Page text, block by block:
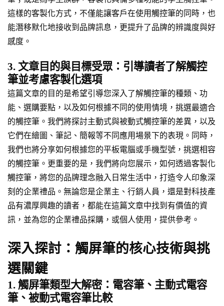
這樣的客製化方式，不僅能讓客戶在使用觸控筆的同時，也
能潛移默化地接收到品牌訊息，更提升了品牌的辨識度與好
感度。
3. 文章目的與目標受眾：引導讀者了解觸控
筆並考慮客製化選項
這篇文章的目的是希望引導您深入了解觸控筆的種類、功
能、選購要點，以及如何根據不同的使用情境，挑選最適合
的觸控筆。我們將探討主動式與被動式觸控筆的差異，以及
它們在繪圖、筆記、簡報等不同應用場景下的表現。同時，
我們也將分享如何根據您的平板電腦或手機型號，挑選相容
的觸控筆。更重要的是，我們將向您展示，如何透過客製化
觸控筆，將您的品牌理念融入日常生活中，打造令人印象深
刻的企業禮品。無論您是企業主、行銷人員，還是對科技產
品有濃厚興趣的讀者，都能在這篇文章中找到有價值的資
訊，並為您的企業禮品採購，或個人使用，提供參考。
深入探討：觸屏筆的核心技術與挑
選關鍵
1. 觸屏筆類型大解密：電容筆、主動式電容
筆、被動式電容筆比較